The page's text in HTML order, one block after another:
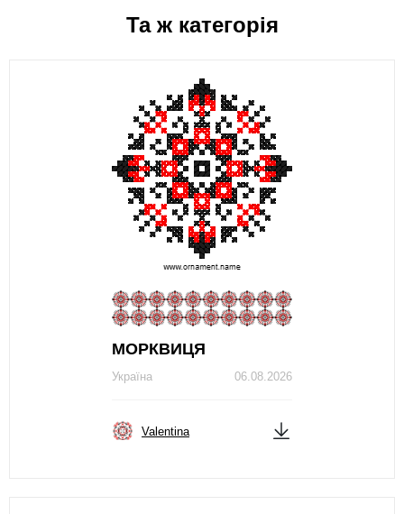
Та ж категорія
МОРКВИЦЯ
06.08.2026
Україна
Valentina